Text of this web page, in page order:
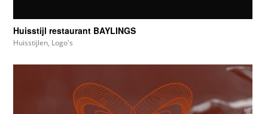
Huisstijl restaurant BAYLINGS
Huisstijlen, Logo's